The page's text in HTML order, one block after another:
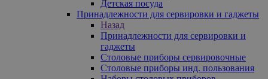
Детская посуда
Принадлежности для сервировки и гаджеты
Назад
Принадлежности для сервировки и
гаджеты
Столовые приборы сервировочные
Столовые приборы инд. пользования